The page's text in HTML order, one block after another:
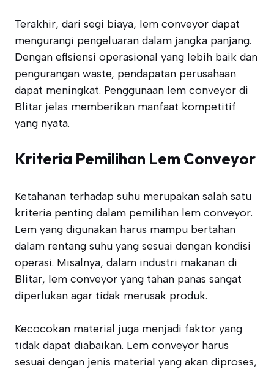
Terakhir, dari segi biaya, lem conveyor dapat
mengurangi pengeluaran dalam jangka panjang.
Dengan efisiensi operasional yang lebih baik dan
pengurangan waste, pendapatan perusahaan
dapat meningkat. Penggunaan lem conveyor di
Blitar jelas memberikan manfaat kompetitif
yang nyata.
Kriteria Pemilihan Lem Conveyor
Ketahanan terhadap suhu merupakan salah satu
kriteria penting dalam pemilihan lem conveyor.
Lem yang digunakan harus mampu bertahan
dalam rentang suhu yang sesuai dengan kondisi
operasi. Misalnya, dalam industri makanan di
Blitar, lem conveyor yang tahan panas sangat
diperlukan agar tidak merusak produk.
Kecocokan material juga menjadi faktor yang
tidak dapat diabaikan. Lem conveyor harus
sesuai dengan jenis material yang akan diproses,